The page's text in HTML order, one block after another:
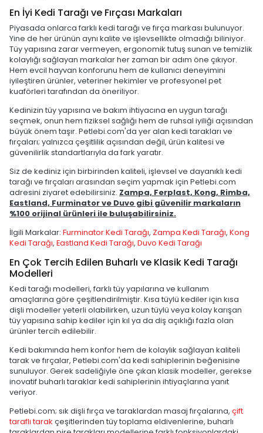
En İyi Kedi Tarağı ve Fırçası Markaları
Piyasada onlarca farklı kedi tarağı ve fırça markası bulunuyor.
Yine de her ürünün aynı kalite ve işlevsellikte olmadığı biliniyor.
Tüy yapısına zarar vermeyen, ergonomik tutuş sunan ve temizlik
kolaylığı sağlayan markalar her zaman bir adım öne çıkıyor.
Hem evcil hayvan konforunu hem de kullanıcı deneyimini
iyileştiren ürünler, veteriner hekimler ve profesyonel pet
kuaförleri tarafından da öneriliyor.
Kedinizin tüy yapısına ve bakım ihtiyacına en uygun tarağı
seçmek, onun hem fiziksel sağlığı hem de ruhsal iyiliği açısından
büyük önem taşır. Petlebi.com'da yer alan kedi tarakları ve
fırçaları; yalnızca çeşitlilik açısından değil, ürün kalitesi ve
güvenilirlik standartlarıyla da fark yaratır.
Siz de kediniz için birbirinden kaliteli, işlevsel ve dayanıklı kedi
tarağı ve fırçaları arasından seçim yapmak için Petlebi.com
adresini ziyaret edebilirsiniz. Zampa, Ferplast, Kong, Rimba,
Eastland, Furminator ve Duvo gibi güvenilir markaların
%100 orijinal ürünleri ile buluşabilirsiniz.
İlgili Markalar: Furminator Kedi Tarağı, Zampa Kedi Tarağı, Kong
Kedi Tarağı, Eastland Kedi Tarağı, Duvo Kedi Tarağı
En Çok Tercih Edilen Buharlı ve Klasik Kedi Tarağı
Modelleri
Kedi tarağı modelleri, farklı tüy yapılarına ve kullanım
amaçlarına göre çeşitlendirilmiştir. Kısa tüylü kediler için kısa
dişli modeller yeterli olabilirken, uzun tüylü veya kolay karışan
tüy yapısına sahip kediler için kıl ya da diş açıklığı fazla olan
ürünler tercih edilebilir.
Kedi bakımında hem konfor hem de kolaylık sağlayan kaliteli
tarak ve fırçalar, Petlebi.com'da kedi sahiplerinin beğenisine
sunuluyor. Gerek sadeliğiyle öne çıkan klasik modeller, gerekse
inovatif buharlı taraklar kedi sahiplerinin ihtiyaçlarına yanıt
veriyor.
Petlebi.com; sık dişli fırça ve taraklardan masaj fırçalarına, çift
taraflı tarak çeşitlerinden tüy toplama eldivenlerine, buharlı